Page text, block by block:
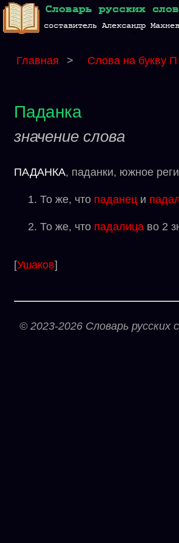
Главная > Слова на букву П
Паданка
значение слова
ПАДАНКА, паданки, южное
То же, что паданец и
То же, что падалица во 2
[Ушаков]
© 2023-2026 Словарь русских